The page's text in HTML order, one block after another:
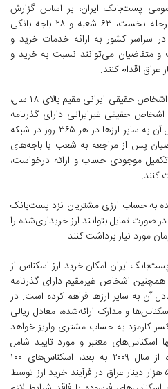
پست‌بانک ایران، بر اساس گزارش
معاونت اعتباری و بین الملل، در مرحله نخست، ۶۳ شعبه و ۲۸ باجه بانکی
سراسر کشور به ارائه خدمات خرید و
متقاضیان می‌توانند نسبت به خرید و
عراق اقدام کنند.
مطابق ضوابط ابلاغی، فروش ارز به اشخاص حقیقی ایرانی مقیم بالای ۱۸ سال،
حقیقی غیرایرانی دارای گذرنامه
معتبر تا سقف یک‌هزار یورو یا معادل آن به سایر ارزها در هر ۳۶۵ روز در شبکه
پس از مراجعه به شعب یا باجه‌های
تکمیل موجودی حساب و ارائه درخواست،
کنند.
به حساب ارزی مشتریان نزد پست‌بانک
صورت تمایل بتوانند ارز خریداری‌شده را
مورد نیاز برداشت کنند.
ایران امکان خرید ارز اسکناس از
اشخاص غیرمقیم دارای گذرنامه
یورو یا معادل آن به سایر ارزها فراهم کرده است. در
و مدارک ارائه‌شده، معادل ریالی
کارمزد به حساب مشتری واریز خواهد
اسکناس‌های معتبر و مورد تایید شامل
اسکناس‌های ۱۰۰ دلاری منتشرشده از سال ۲۰۰۹ به بعد، اسکناس‌های ۱۰۰
یورویی و اسکناس‌های ۲۵ هزار و ۵۰ هزار دینار عراق در فرآیند خرید ارز توسط